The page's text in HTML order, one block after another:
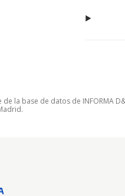
la base de datos de INFORMA